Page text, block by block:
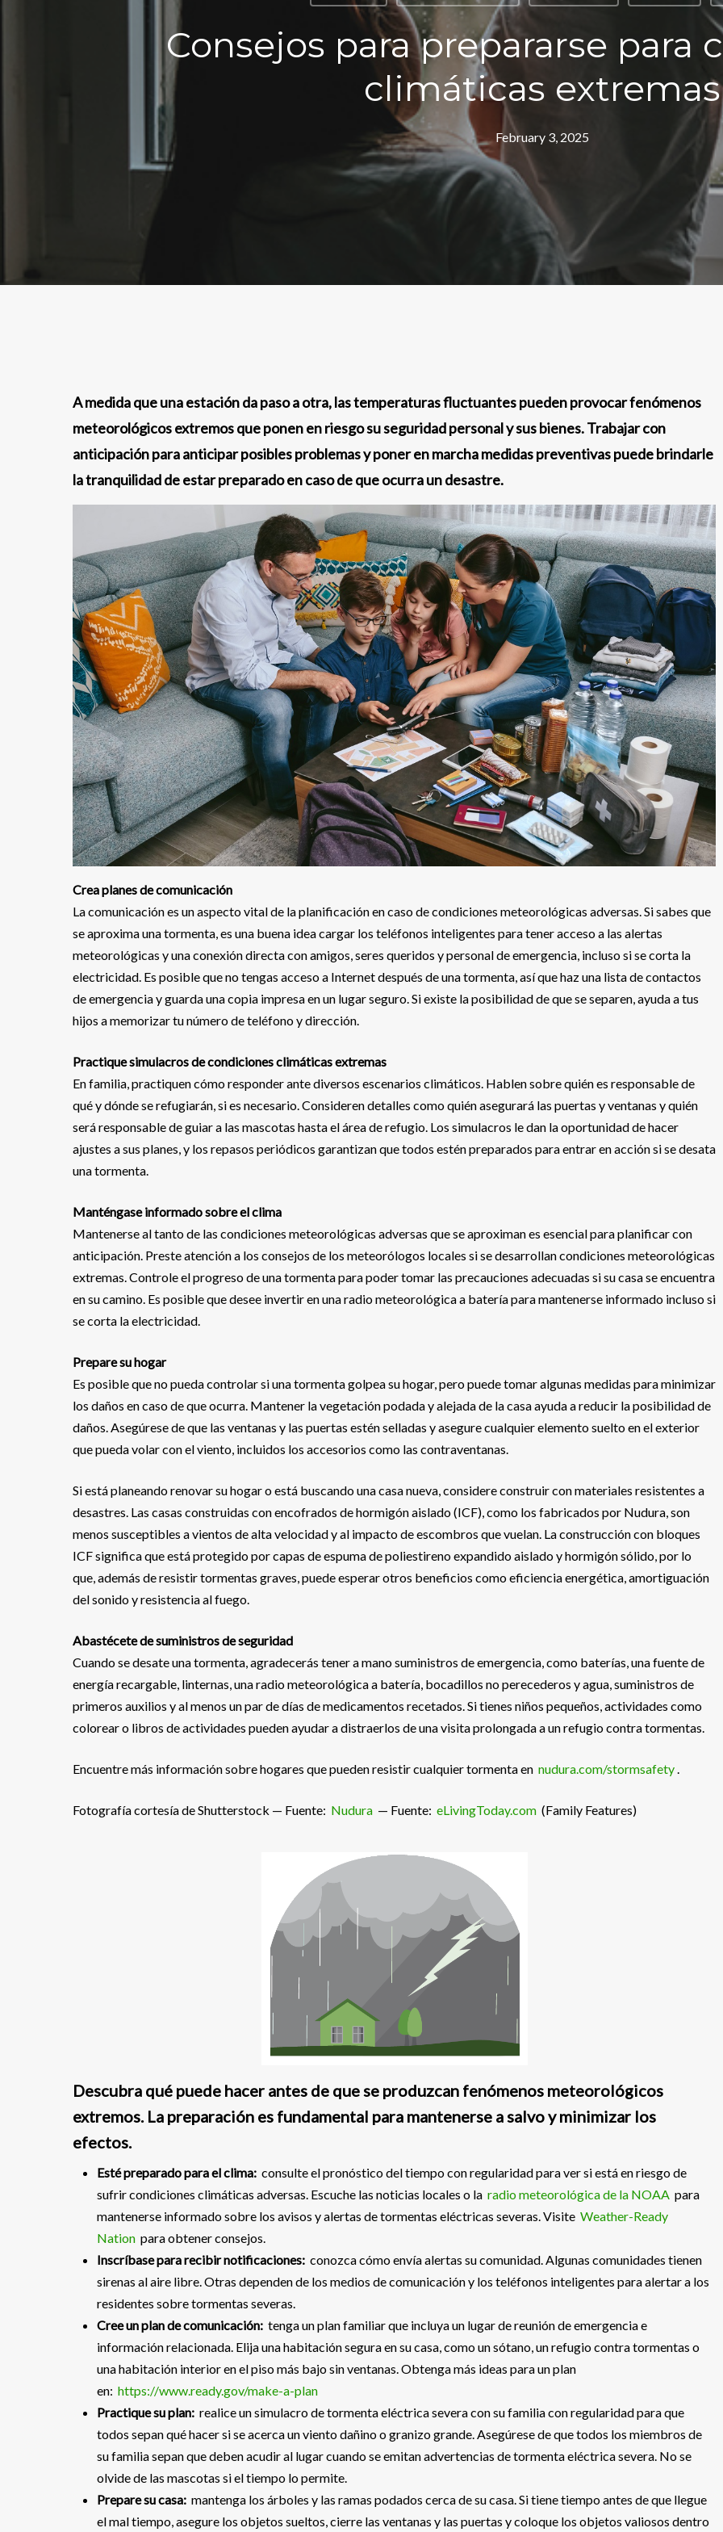
Consejos para prepararse para
climáticas extremas
February 3, 2025
A medida que una estación da paso a otra, las temperaturas fluctuantes pueden provocar fenómenos
meteorológicos extremos que ponen en riesgo su seguridad personal y sus bienes. Trabajar con
anticipación para anticipar posibles problemas y poner en marcha medidas preventivas puede brindarle
la tranquilidad de estar preparado en caso de que ocurra un desastre.
Crea planes de comunicación
La comunicación es un aspecto vital de la planificación en caso de condiciones meteorológicas adversas. Si sabes que
se aproxima una tormenta, es una buena idea cargar los teléfonos inteligentes para tener acceso a las alertas
meteorológicas y una conexión directa con amigos, seres queridos y personal de emergencia, incluso si se corta la
electricidad. Es posible que no tengas acceso a Internet después de una tormenta, así que haz una lista de contactos
de emergencia y guarda una copia impresa en un lugar seguro. Si existe la posibilidad de que se separen, ayuda a tus
hijos a memorizar tu número de teléfono y dirección.
Practique simulacros de condiciones climáticas extremas
En familia, practiquen cómo responder ante diversos escenarios climáticos. Hablen sobre quién es responsable de
qué y dónde se refugiarán, si es necesario. Consideren detalles como quién asegurará las puertas y ventanas y quién
será responsable de guiar a las mascotas hasta el área de refugio. Los simulacros le dan la oportunidad de hacer
ajustes a sus planes, y los repasos periódicos garantizan que todos estén preparados para entrar en acción si se desata
una tormenta.
Manténgase informado sobre el clima
Mantenerse al tanto de las condiciones meteorológicas adversas que se aproximan es esencial para planificar con
anticipación. Preste atención a los consejos de los meteorólogos locales si se desarrollan condiciones meteorológicas
extremas. Controle el progreso de una tormenta para poder tomar las precauciones adecuadas si su casa se encuentra
en su camino. Es posible que desee invertir en una radio meteorológica a batería para mantenerse informado incluso si
se corta la electricidad.
Prepare su hogar
Es posible que no pueda controlar si una tormenta golpea su hogar, pero puede tomar algunas medidas para minimizar
los daños en caso de que ocurra. Mantener la vegetación podada y alejada de la casa ayuda a reducir la posibilidad de
daños. Asegúrese de que las ventanas y las puertas estén selladas y asegure cualquier elemento suelto en el exterior
que pueda volar con el viento, incluidos los accesorios como las contraventanas.
Si está planeando renovar su hogar o está buscando una casa nueva, considere construir con materiales resistentes a
desastres. Las casas construidas con encofrados de hormigón aislado (ICF), como los fabricados por Nudura, son
menos susceptibles a vientos de alta velocidad y al impacto de escombros que vuelan. La construcción con bloques
ICF significa que está protegido por capas de espuma de poliestireno expandido aislado y hormigón sólido, por lo
que, además de resistir tormentas graves, puede esperar otros beneficios como eficiencia energética, amortiguación
del sonido y resistencia al fuego.
Abastécete de suministros de seguridad
Cuando se desate una tormenta, agradecerás tener a mano suministros de emergencia, como baterías, una fuente de
energía recargable, linternas, una radio meteorológica a batería, bocadillos no perecederos y agua, suministros de
primeros auxilios y al menos un par de días de medicamentos recetados. Si tienes niños pequeños, actividades como
colorear o libros de actividades pueden ayudar a distraerlos de una visita prolongada a un refugio contra tormentas.
Encuentre más información sobre hogares que pueden resistir cualquier tormenta en nudura.com/stormsafety.
Fotografía cortesía de Shutterstock — Fuente: Nudura — Fuente: eLivingToday.com (Family Features)
Descubra qué puede hacer antes de que se produzcan fenómenos meteorológicos
extremos. La preparación es fundamental para mantenerse a salvo y minimizar los
efectos.
Esté preparado para el clima: consulte el pronóstico del tiempo con regularidad para ver si está en riesgo de
sufrir condiciones climáticas adversas. Escuche las noticias locales o la radio meteorológica de la NOAA para
mantenerse informado sobre los avisos y alertas de tormentas eléctricas severas. Visite Weather-Ready
Nation para obtener consejos.
Inscríbase para recibir notificaciones: conozca cómo envía alertas su comunidad. Algunas comunidades tienen
sirenas al aire libre. Otras dependen de los medios de comunicación y los teléfonos inteligentes para alertar a los
residentes sobre tormentas severas.
Cree un plan de comunicación: tenga un plan familiar que incluya un lugar de reunión de emergencia e
información relacionada. Elija una habitación segura en su casa, como un sótano, un refugio contra tormentas o
una habitación interior en el piso más bajo sin ventanas. Obtenga más ideas para un plan
en: https://www.ready.gov/make-a-plan
Practique su plan: realice un simulacro de tormenta eléctrica severa con su familia con regularidad para que
todos sepan qué hacer si se acerca un viento dañino o granizo grande. Asegúrese de que todos los miembros de
su familia sepan que deben acudir al lugar cuando se emitan advertencias de tormenta eléctrica severa. No se
olvide de las mascotas si el tiempo lo permite.
Prepare su casa: mantenga los árboles y las ramas podados cerca de su casa. Si tiene tiempo antes de que llegue
el mal tiempo, asegure los objetos sueltos, cierre las ventanas y las puertas y coloque los objetos valiosos dentro